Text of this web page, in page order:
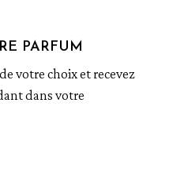
PARFUM
votre choix et recevez
dans votre